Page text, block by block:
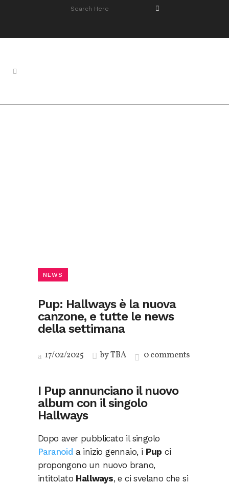
NEWS
Pup: Hallways è la nuova
canzone, e tutte le news
della settimana
17/02/2025 byTBA 0 comments
I Pup annunciano il nuovo
album con il singolo
Hallways
Dopo aver pubblicato il singolo
Paranoid a inizio gennaio, i Pup ci
propongono un nuovo brano,
intitolato Hallways, e ci svelano che si